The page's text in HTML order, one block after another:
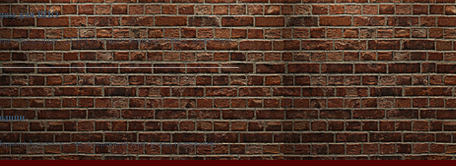
для ВПО
переселенців / АРМА Готельний комплекс “Одеса” може стати
Архітектуру часто оцінюють через фасад, планування,